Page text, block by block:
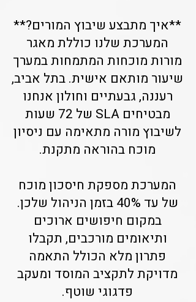
**איך מתבצע שיבוץ המורים?**
המערכת שלנו כוללת מאגר
מורות מוכחות המתמחות במערך
שיעור מותאם אישית. בתל אביב,
רעננה, גבעתיים וחולון אנחנו
מבטיחים SLA של 72 שעות
לשיבוץ מורה מתאימה עם ניסיון
מוכח בהוראה מתקנת.
המערכת מספקת חיסכון מוכח
של עד 40% בזמן הניהול שלכן.
במקום חיפושים ארוכים
ותיאומים מורכבים, תקבלו
פתרון מלא הכולל התאמה
מדויקת לתקציב המוסד ומעקב
פדגוגי שוטף.